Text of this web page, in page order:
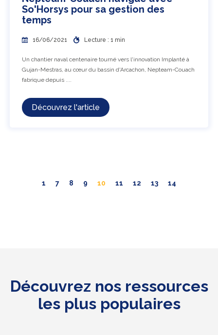
So'Horsys pour sa gestion des
temps
16/06/2021 Lecture : 1 min
Un chantier naval centenaire tourné vers l'innovation Implanté à
Gujan-Mestras, au cœur du bassin d'Arcachon, Nepteam-Couach
fabrique depuis ....
Découvrez l'article
1 7 8 9 10 11 12 13 14
Découvrez nos ressources
les plus populaires